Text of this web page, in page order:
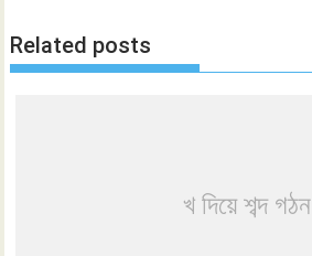
Related posts
খ দিয়ে শব্দ গঠন